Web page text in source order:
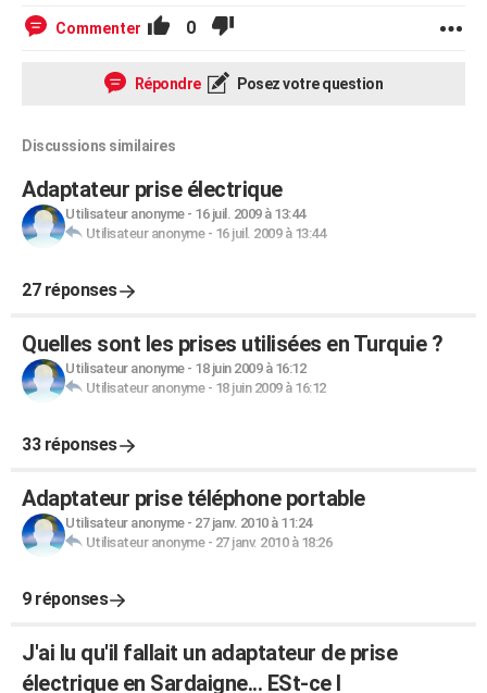
Commenter 0
Répondre Posez votre question
Discussions similaires
Adaptateur prise électrique
Utilisateur anonyme- 16 juil. 2009 à 13:44
Utilisateur anonyme- 16 juil. 2009 à 13:44
27 réponses
Quelles sont les prises utilisées en Turquie ?
Utilisateur anonyme- 18 juin 2009 à 16:12
Utilisateur anonyme- 18 juin 2009 à 16:12
33 réponses
Adaptateur prise téléphone portable
Utilisateur anonyme- 27 janv. 2010 à 11:24
Utilisateur anonyme- 27 janv. 2010 à 18:26
9 réponses
J'ai lu qu'il fallait un adaptateur de prise
électrique en Sardaigne... ESt-ce l